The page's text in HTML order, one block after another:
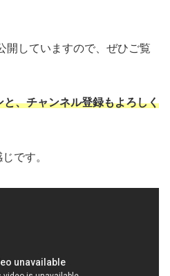
開していますので、ぜひご覧
と、チャンネル登録もよろしく
です。